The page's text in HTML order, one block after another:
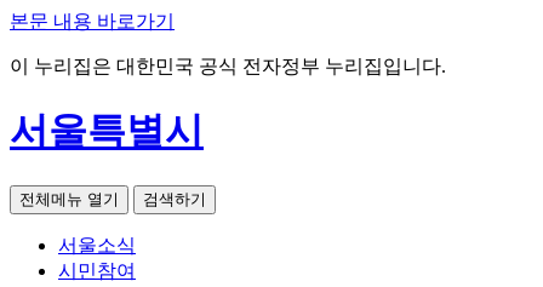
본문 내용 바로가기
이 누리집은 대한민국 공식 전자정부 누리집입니다.
서울특별시
전체메뉴 열기 검색하기
서울소식
시민참여